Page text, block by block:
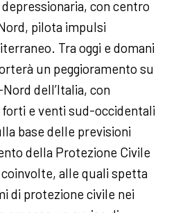
depressionaria, con centro
pilota impulsi
Tra oggi e domani
un peggioramento su
dell’Italia, con
e venti sud-occidentali
base delle previsioni
della Protezione Civile
coinvolte, alle quali spetta
di protezione civile nei